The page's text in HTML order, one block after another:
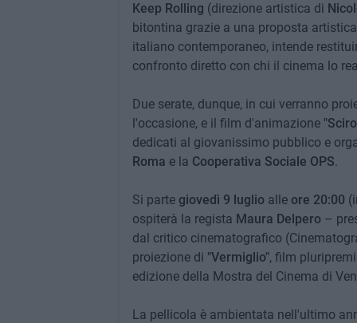
Keep Rolling (direzione artistica di
bitontina grazie a una proposta
italiano contemporaneo, intende
confronto diretto con chi il cinema lo
Due serate, dunque, in cui verranno
l'occasione, e il film d'animazione
dedicati al giovanissimo pubblico e
Roma e la Cooperativa Sociale OPS.
Si parte giovedì 9 luglioalle ore 20:00
ospiterà la regista Maura Delpero–
dal critico cinematografico
proiezione di "Vermiglio", film
edizione della Mostra del Cinema di
La pellicola è ambientata nell'ultimo